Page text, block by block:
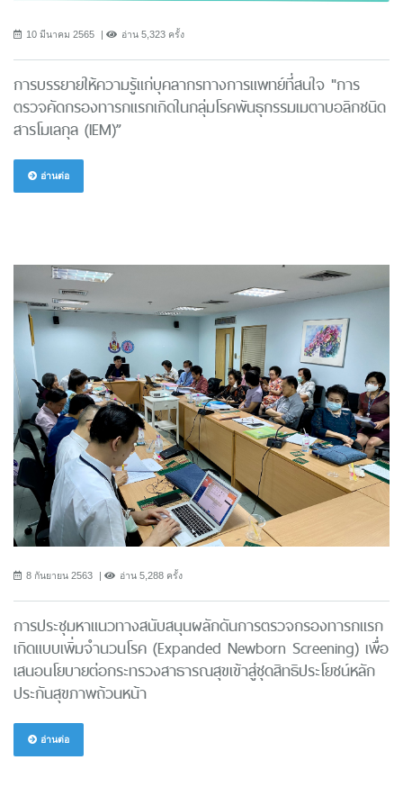
10 มีนาคม 2565 อ่าน 5,323 ครั้ง
การบรรยายให้ความรู้แก่บุคลากรทางการแพทย์ที่สนใจ "การ
ตรวจคัดกรองทารกแรกเกิดในกลุ่มโรคพันธุกรรมเมตาบอลิกชนิด
สารโมเลกุล (IEM)”
อ่านต่อ
8 กันยายน 2563 อ่าน 5,288 ครั้ง
การประชุมหาแนวทางสนับสนุนผลักดันการตรวจกรองทารกแรก
เกิดแบบเพิ่มจำนวนโรค (Expanded Newborn Screening) เพื่อ
เสนอนโยบายต่อกระทรวงสาธารณสุขเข้าสู่ชุดสิทธิประโยชน์หลัก
ประกันสุขภาพถ้วนหน้า
อ่านต่อ